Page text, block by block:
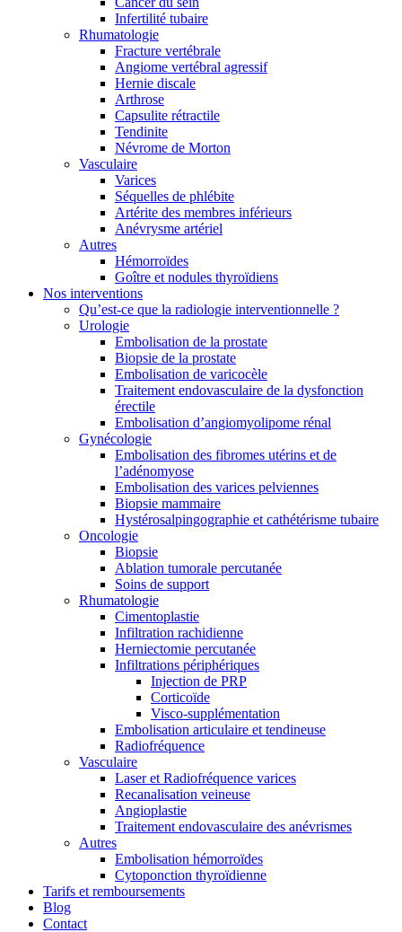
Infertilité tubaire
Rhumatologie
Fracture vertébrale
Angiome vertébral agressif
Hernie discale
Arthrose
Capsulite rétractile
Tendinite
Névrome de Morton
Vasculaire
Varices
Séquelles de phlébite
Artérite des membres inférieurs
Anévrysme artériel
Autres
Hémorroïdes
Goître et nodules thyroïdiens
Nos interventions
Qu’est-ce que la radiologie interventionnelle ?
Urologie
Embolisation de la prostate
Biopsie de la prostate
Embolisation de varicocèle
Traitement endovasculaire de la dysfonction
érectile
Embolisation d’angiomyolipome rénal
Gynécologie
Embolisation des fibromes utérins et de
l’adénomyose
Embolisation des varices pelviennes
Biopsie mammaire
Hystérosalpingographie et cathétérisme tubaire
Oncologie
Biopsie
Ablation tumorale percutanée
Soins de support
Rhumatologie
Cimentoplastie
Infiltration rachidienne
Herniectomie percutanée
Infiltrations périphériques
Injection de PRP
Corticoïde
Visco-supplémentation
Embolisation articulaire et tendineuse
Radiofréquence
Vasculaire
Laser et Radiofréquence varices
Recanalisation veineuse
Angioplastie
Traitement endovasculaire des anévrismes
Autres
Embolisation hémorroïdes
Cytoponction thyroïdienne
Tarifs et remboursements
Blog
Contact